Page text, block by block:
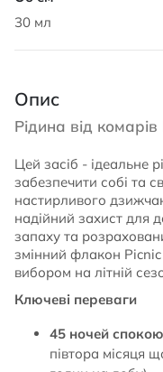
30 мл
Опис
Рідина від
Цей засіб - ідеальне
забезпечити собі та
настирливого
надійний захист для
запаху та
змінний флакон
вибором на літній
Ключеві переваги
45 ночей
півтора місяця